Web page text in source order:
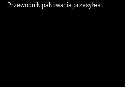
Przewodnik pakowania przesyłek